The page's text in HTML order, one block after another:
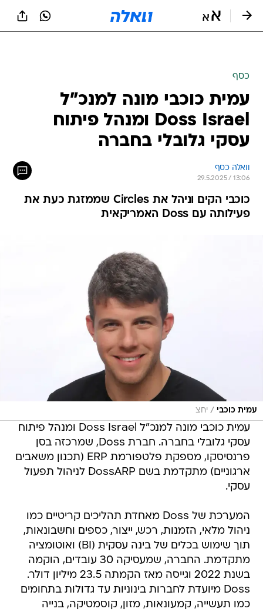
עמית כוכבי מונה למנכ"ל
Doss Israel ומנהל פיתוח
עסקי גלובלי בחברה
וואלה כסף
29.5.2025 / 13:06
כוכבי הקים וניהל את Circles שממזגת כעת את
יחצ
עמית כוכבי מונה למנכ"ל Doss Israel ומנהל פיתוח
פרנסיסקו, מספקת פלטפורמת ERP (תכנון משאבים
ארגוניים) מתקדמת בשם DossARP לניהול תפעול
עסקי.
תוך שימוש בכלים של בינה עסקית (BI) ואוטומציה
מתקדמת. החברה, שמעסיקה 30 עובדים, הוקמה
בשנת 2022 וגייסה מאז הקמתה 23.5 מיליון דולר.
Doss מיועדת לחברות בינוניות עד גדולות בתחומים
כמו תעשייה, קמעונאות, מזון, קוסמטיקה, בנייה
והפצה. וכוללת למעלה מ-30 אינטגרציות למערכות
חיצוניות. היא משרתת כיום לקוחות בארה"ב, גרמניה,